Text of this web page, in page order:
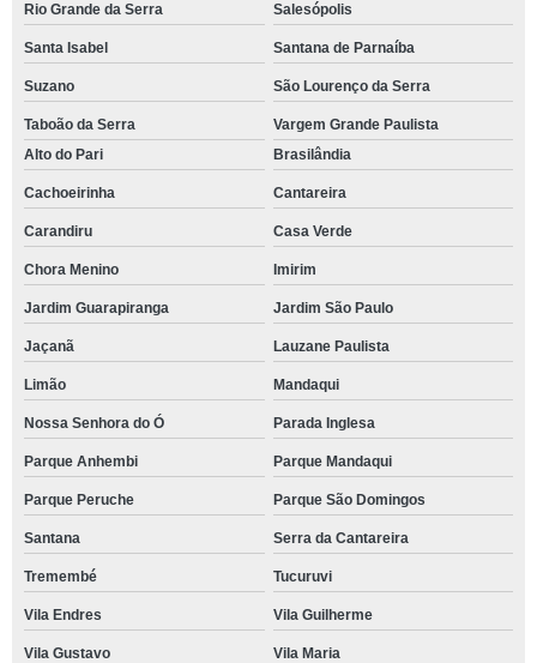
Rio Grande da Serra Salesópolis
Santa Isabel Santana de Parnaíba
Suzano São Lourenço da Serra
Taboão da Serra
Vargem Grande Paulista
Alto do Pari
Brasilândia
Cachoeirinha Cantareira
Carandiru Casa Verde
Chora Menino Imirim
Jardim Guarapiranga Jardim São Paulo
Jaçanã Lauzane Paulista
Limão Mandaqui
Nossa Senhora do Ó Parada Inglesa
Parque Anhembi Parque Mandaqui
Parque Peruche Parque São Domingos
Santana Serra da Cantareira
Tremembé Tucuruvi
Vila Endres Vila Guilherme
Vila Gustavo Vila Maria